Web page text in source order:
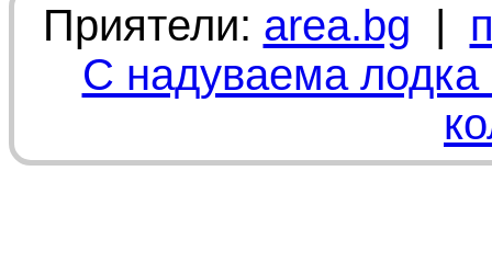
Приятели: area.bg |
С надуваема лодка